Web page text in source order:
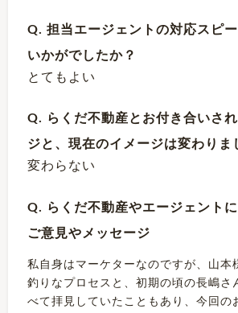
Q. 担当エージェントの対応スピ
いかがでしたか？
とてもよい
Q. らくだ不動産とお付き合いさ
ジと、現在のイメージは変わりま
変わらない
Q. らくだ不動産やエージェントに
ご意見やメッセージ
私自身はマーケターなのですが、山本
釣りなプロセスと、初期の頃の長嶋さ
べて拝見していたこともあり、今回の